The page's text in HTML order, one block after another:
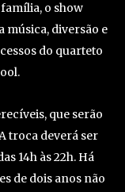
o show
diversão e
do quarteto
que serão
troca deverá ser
14h às 22h. Há
de dois anos não